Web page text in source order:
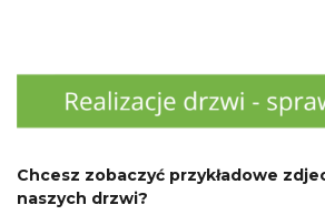
Chcesz zobaczyć przykładowe
naszych drzwi?